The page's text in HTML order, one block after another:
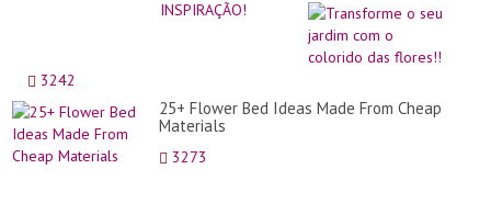
3242
25+ Flower Bed Ideas Made From Cheap
Materials
3273